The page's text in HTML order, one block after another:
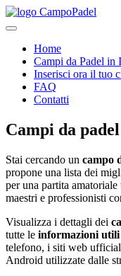
Home
Campi da Padel in
Inserisci ora il tuo
FAQ
Contatti
Campi da padel
Stai cercando un campo
propone una lista dei
per una partita
maestri e professionisti
Visualizza i dettagli dei
tutte le informazioni utili
telefono, i siti web
Android utilizzate dalle